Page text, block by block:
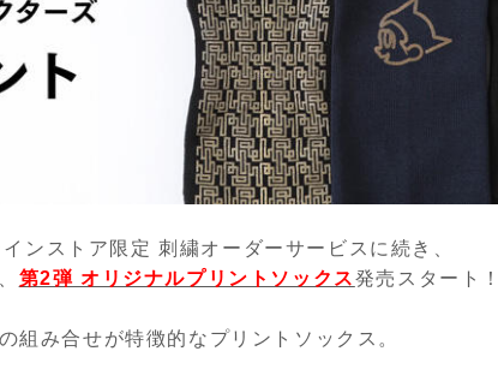
ンストア限定 刺繍オーダーサービスに続き、
第2弾 オリジナルプリントソックス発売スタート
組み合せが特徴的なプリントソックス。